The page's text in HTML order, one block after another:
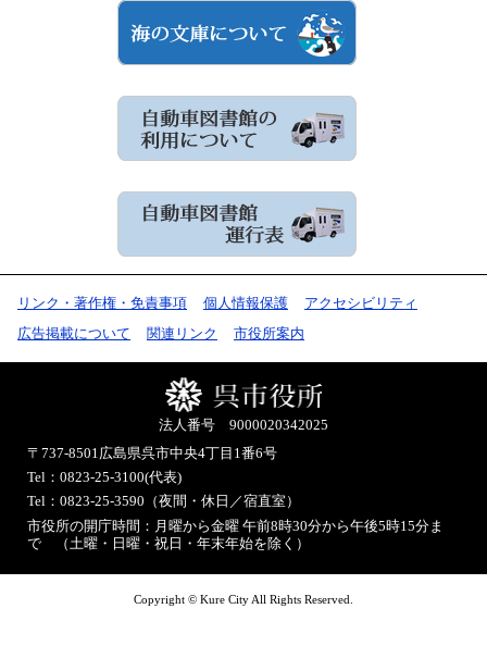
リンク・著作権・免責事項 個人情報保護
アクセシビリティ
広告掲載について
関連リンク 市役所案内
法人番号 9000020342025
〒737-8501広島県呉市中央4丁目1番6号
Tel：0823-25-3100(代表)
Tel：0823-25-3590（夜間・休日／宿直室）
市役所の開庁時間：月曜から金曜 午前8時30分から午後5時15分ま
で （土曜・日曜・祝日・年末年始を除く）
Copyright © Kure City All Rights Reserved.